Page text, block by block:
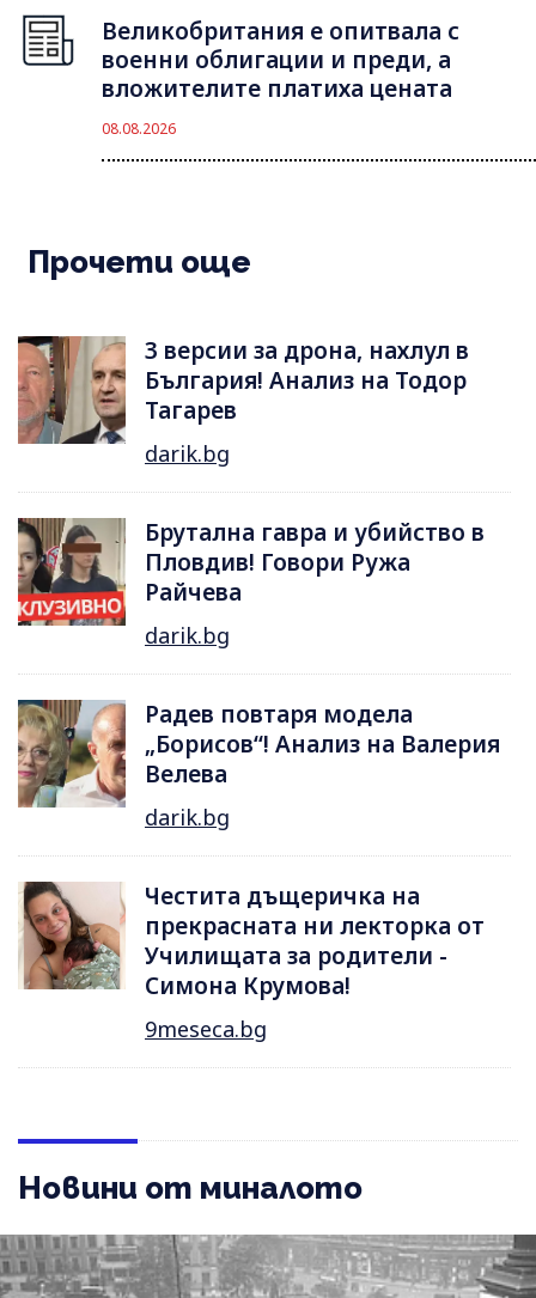
Великобритания е опитвала с
военни облигации и преди, а
вложителите платиха цената
08.08.2026
Прочети още
3 версии за дрона, нахлул в
България! Анализ на Тодор
Тагарев
darik.bg
Брутална гавра и убийство в
Пловдив! Говори Ружа
Райчева
darik.bg
Радев повтаря модела
„Борисов“! Анализ на Валерия
Велева
darik.bg
Честита дъщеричка на
прекрасната ни лекторка от
Училищата за родители -
Симона Крумова!
9meseca.bg
Новини от миналото